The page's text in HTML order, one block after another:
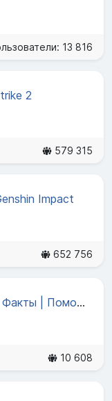
13 816
2
579 315
Impact
652 756
Identity V | Новости | Факты | Помощь игрокам
10 608